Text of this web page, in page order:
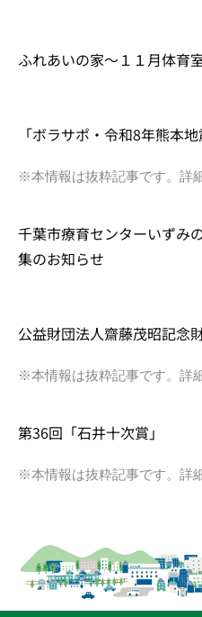
ふれあいの家～１１月体育
「ボラサポ・令和8年熊本
※本情報は抜粋記事です。詳
千葉市療育センターいずみ
集のお知らせ
公益財団法人齋藤茂昭記念
※本情報は抜粋記事です。詳
第36回「石井十次賞」
※本情報は抜粋記事です。詳